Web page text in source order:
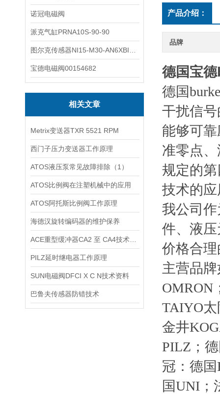
诺冠电磁阀
派克气缸PRNA10S-90-90
宝德电磁阀00154682
相关文章
Metrix变送器TXR 5521 RPM
西门子压力变送器工作原理
ATOS液压泵常见故障排除（1）
ATOS比例阀在注塑机械中的应用
ATOS阿托斯比例阀工作原理
海德汉旋转编码器的维护保养
PILZ延时继电器工作原理
SUN电磁阀DFCI X C N技术资料
巴鲁夫传感器防错技术
产品介绍：
品牌
德国宝
德国
干扰信
能够可
准零点
规定的
技术的
我公司
件、液
价格合
主营品
OMRON
TAIYO
金井
PILZ；
冠：德
国UNI；